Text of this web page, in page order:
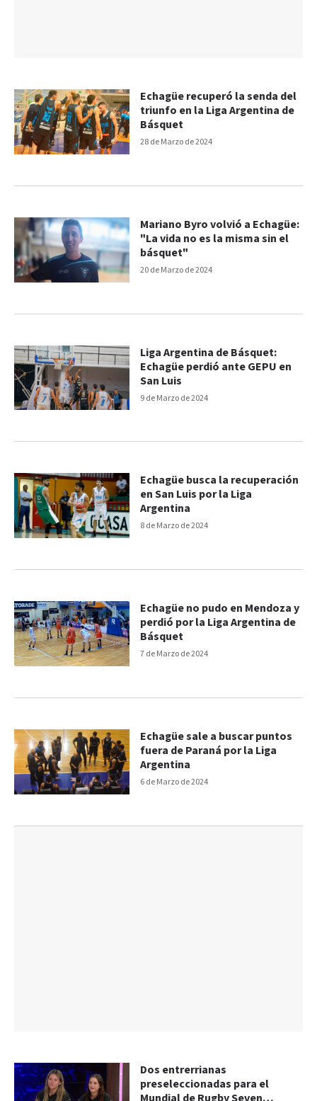
28 de Marzo de 2024
Echagüe recuperó la senda del
triunfo en la Liga Argentina de
Básquet
20 de Marzo de 2024
Mariano Byro volvió a Echagüe:
"La vida no es la misma sin el
básquet"
9 de Marzo de 2024
Liga Argentina de Básquet:
Echagüe perdió ante GEPU en
San Luis
8 de Marzo de 2024
Echagüe busca la recuperación
en San Luis por la Liga
Argentina
7 de Marzo de 2024
Echagüe no pudo en Mendoza y
perdió por la Liga Argentina de
Básquet
6 de Marzo de 2024
Echagüe sale a buscar puntos
fuera de Paraná por la Liga
Argentina
Dos entrerrianas
preseleccionadas para el